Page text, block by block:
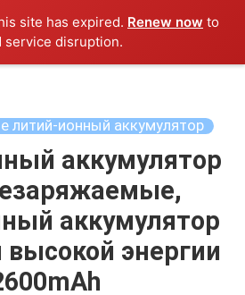
site has expired. Renew now to
service disruption.
литий-ионный аккумулятор
аккумулятор
аккумулятор
высокой энергии